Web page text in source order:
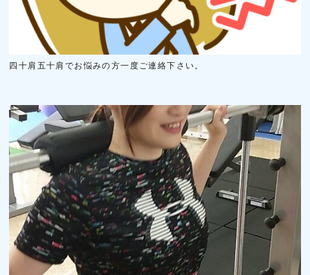
四十肩五十肩でお悩みの方一度ご連絡下さい。